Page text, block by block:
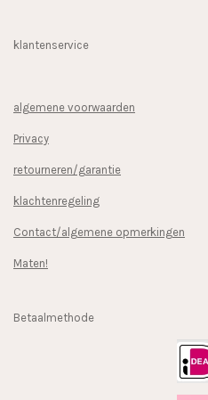
klantenservice
algemene voorwaarden
Privacy
retourneren/garantie
klachtenregeling
Contact/algemene opmerkingen
Maten!
Betaalmethode